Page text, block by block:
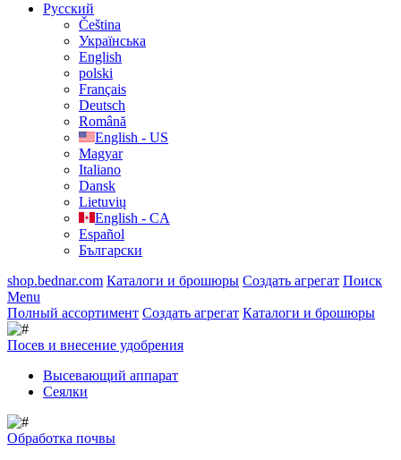
Русский
Čeština
Українська
English
polski
Français
Deutsch
Română
English - US
Magyar
Italiano
Dansk
Lietuvių
English - CA
Español
Български
shop.bednar.com Каталоги и брошюры Создать агрегат Поиск
Menu
Полный ассортимент Создать агрегат Каталоги и брошюры
Посев и внесение удобрения
Высевающий аппарат
Сеялки
Обработка почвы